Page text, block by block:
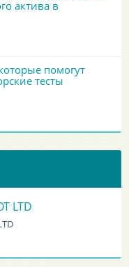
актива в
помогут
тесты
LTD